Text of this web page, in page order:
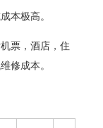
本极高。
票，酒店，住
修成本。